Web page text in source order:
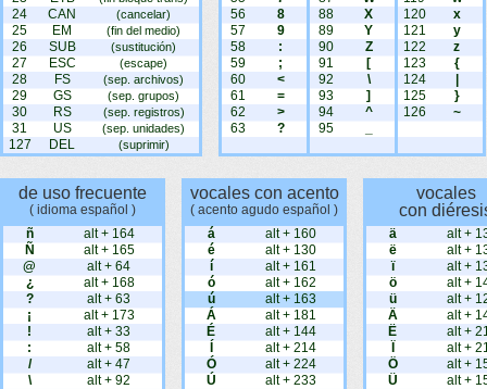
24 CAN (cancelar)
25 EM (fin del medio)
26 SUB (sustitución)
27 ESC (escape)
28 FS (sep. archivos)
29 GS (sep. grupos)
30 RS (sep. registros)
31 US (sep. unidades)
127 DEL (suprimir)
56
8
57
9
58
:
59
;
60
<
61
=
62
>
63
?
88
X
89
Y
90
Z
91
[
92
\
93
]
94
^
95
120
x
121
y
122
z
123
{
124
125
}
126
~
de uso frecuente
( idioma español )
ñ
alt + 164
Ñ
alt + 165
@
alt + 64
¿
alt + 168
?
alt + 63
¡
alt + 173
!
alt + 33
:
alt + 58
/
alt + 47
\
alt + 92
vocales con acento
( acento agudo español )
á
alt + 160
é
alt + 130
í
alt + 161
ó
alt + 162
ú
alt + 163
Á
alt + 181
É
alt + 144
alt + 214
Ó
alt + 224
Ú
alt + 233
vocales
con
ä
alt +
ë
alt +
ï
alt +
ö
alt +
ü
alt +
Ä
alt +
Ë
alt +
alt +
Ö
alt +
Ü
alt +